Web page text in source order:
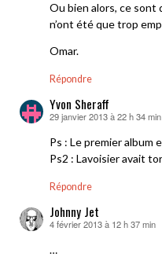
Ou bien alors, ce sont
n’ont été que trop
Omar.
Répondre
Yvon Sheraff
dit :
29 janvier 2013 à 22 h 34 min
Ps : Le premier album
Ps2 : Lavoisier avait
Répondre
Johnny Jet
dit :
4 février 2013 à 12 h 37 min
…